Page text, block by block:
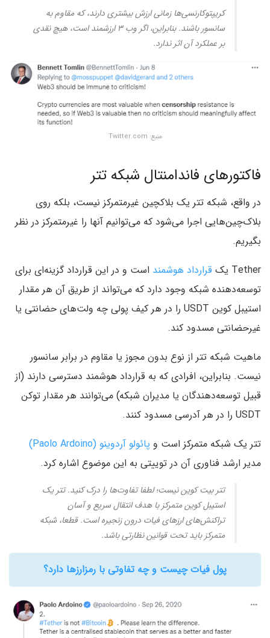
کریپتوکارنسی‌ها زمانی ارزش بیشتری دارند، که مقاوم به
سانسور باشند. بنابراین، اگر وب ۳ ارزشمند است، هیچ نقدی
بر عملکرد آن اثر ندارد.
منبع: Twitter.com
فاکتورهای فاندامنتال شبکه تتر
در واقع، شبکه تتر یک بلاکچین غیرمتمرکز نیست، بلکه روی
بلاک‌چین‌هایی اجرا می‌شود که می‌توانیم آنها را غیرمتمرکز در نظر
بگیریم.
Tether یک
قرارداد هوشمند است و در این قرارداد گزینه‌ای برای
توسعه‌دهنده شبکه وجود دارد که می‌تواند از طریق آن هر مقدار
استیبل کوین USDT را در هر کیف‌ پولی چه ولت‌های حضانتی یا
غیرحضانتی مسدود کند.
ماهیت شبکه تتر از نوع بدون مجوز یا مقاوم در برابر سانسور
نیست. بنابراین، افرادی که به قرارداد هوشمند دسترسی دارند (از‌
قبیل توسعه‌دهندگان یا مدیران شبکه) می‌توانند هر مقدار توکن
USDT را در هر آدرسی مسدود کنند.
تتر یک شبکه متمرکز است و پائولو آردوینو (Paolo Ardoino)
مدیر ارشد فناوری آن در توییتی به این موضوع اشاره کرد.
تتر بیت کوین نیست؛ لطفا تفاوت‌ها را درک کنید. تتر یک
استیبل کوین متمرکز با هدف انتقال سریع و آسان
تراکنش‌های ارزهای فیات درون زنجیره است. قطعا، شبکه
متمرکز باید تحت قوانین نظارتی باشد.
پول فیات چیست و چه تفاوتی با رمزارزها دارد؟